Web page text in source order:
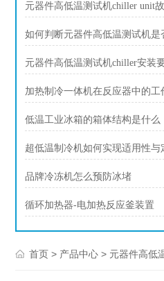
元器件高低温测试机chiller unit
如何判断元器件高低温测试机是
元器件高低温测试机chiller安装
加热制冷一体机在反应器中的工
低温工业冰箱的箱体结构是什么
超低温制冷机如何实现适用性与
品牌冷冻机怎么预防冰堵
循环加热器-电加热反应釜装置
首页 > 产品中心 > 元器件高低